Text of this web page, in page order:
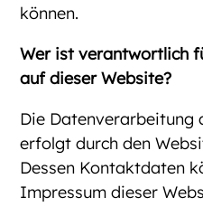
können.
Wer ist verantwortlich
auf dieser Website?
Die Datenverarbeitung
erfolgt durch den
Dessen Kontaktdaten
Impressum dieser